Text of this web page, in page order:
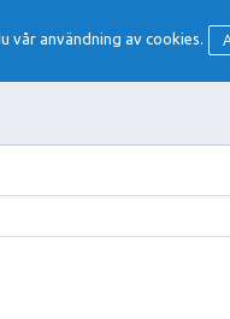
vår användning av cookies.